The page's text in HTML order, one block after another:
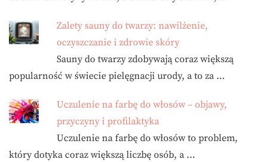
Zalety sauny do twarzy: nawilżenie,
oczyszczanie i zdrowie skóry
Sauny do twarzy zdobywają coraz większą
popularność w świecie pielęgnacji urody, a to za …
Uczulenie na farbę do włosów – objawy,
przyczyny i profilaktyka
Uczulenie na farbę do włosów to problem,
który dotyka coraz większą liczbę osób, a …